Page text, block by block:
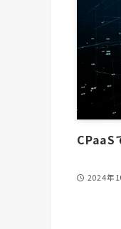
CPaaS
2024年